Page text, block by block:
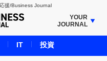
援/Business Journal
YOUR
JOURNAL
IT 投資